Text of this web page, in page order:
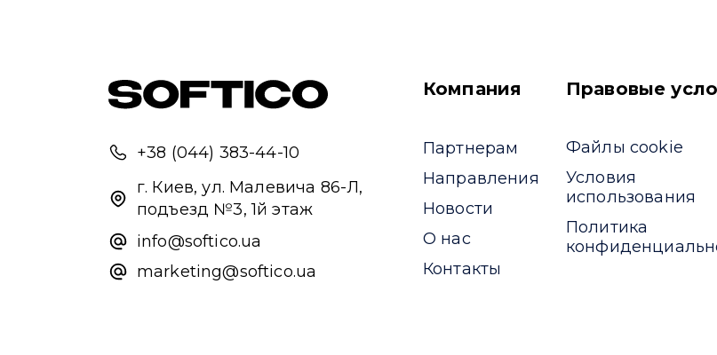
+38 (044) 383-44-10
г. Киев, ул. Малевича 86-Л,
подъезд №3, 1й этаж
info@softico.ua
marketing@softico.ua
Компания
Партнерам
Направления
Новости
О нас
Контакты
Правовые
Файлы cookie
Условия
использования
Политика